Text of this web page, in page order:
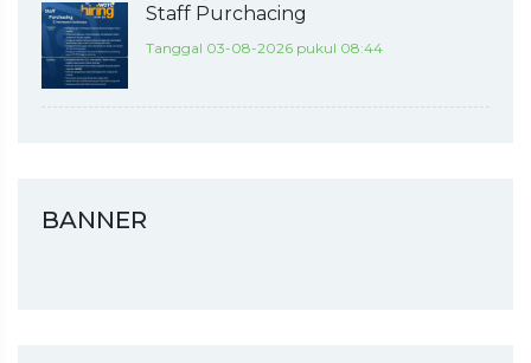
Staff Purchacing
Tanggal 03-08-2026 pukul 08:44
BANNER